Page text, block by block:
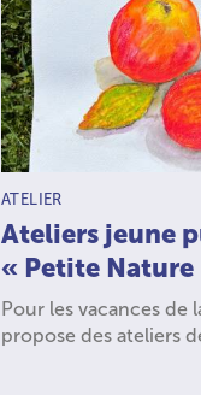
TYPE D’ACTIVITÉ :
ATELIER
Ateliers jeune
« Petite Nature
Pour les vacances de
propose des ateliers